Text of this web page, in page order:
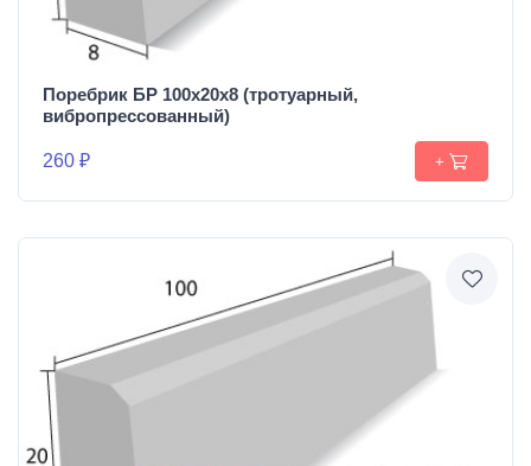
Поребрик БР 100х20х8 (тротуарный,
вибропрессованный)
260 ₽ +